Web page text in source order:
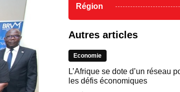
Région
Autres articles
Economie
L’Afrique se dote d’un réseau
les défis économiques